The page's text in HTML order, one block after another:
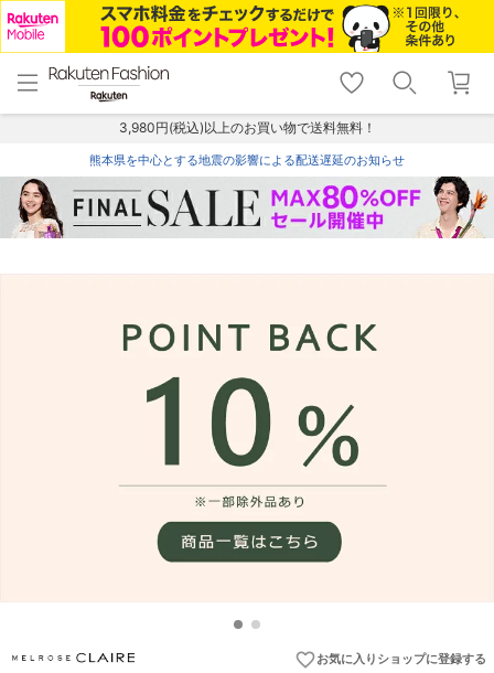
menu home
トップ
shopping_cart lock_outline
ログイン
3,980円(税込)以上のお買い物で送料無料！
熊本県を中心とする地震の影響による配送遅延のお知らせ
favorite_borderお気に入りショップに登録する